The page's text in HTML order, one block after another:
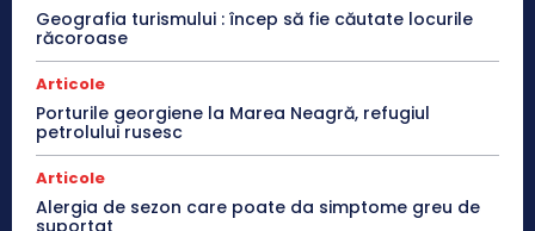
Geografia turismului : încep să fie căutate locurile
răcoroase
Articole
Porturile georgiene la Marea Neagră, refugiul
petrolului rusesc
Articole
Alergia de sezon care poate da simptome greu de